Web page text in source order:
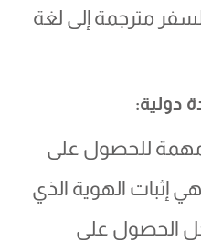
مترجمة إلى لغة
مهمة للحصول على
إثبات الهوية الذي
الحصول على